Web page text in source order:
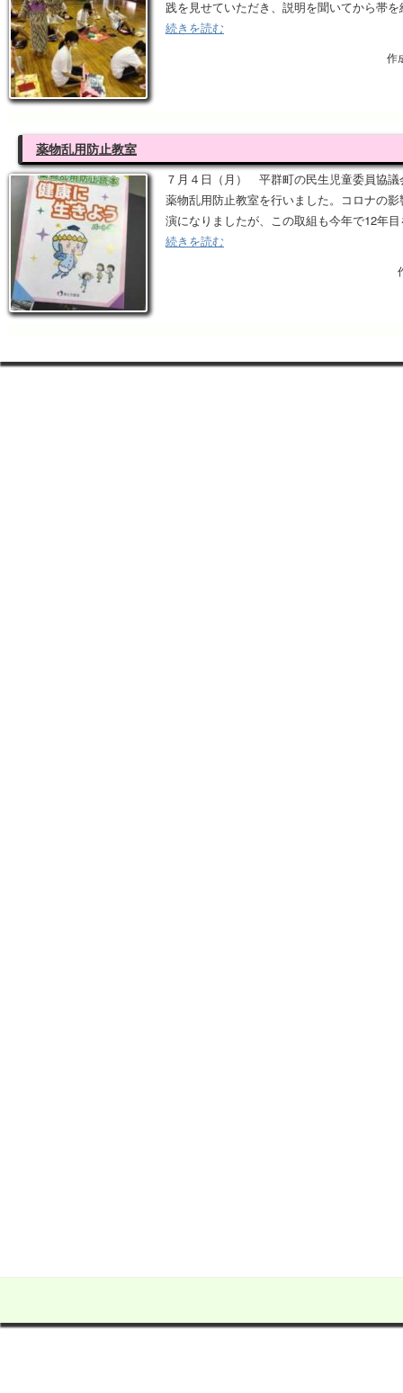
践を見せていただき、説明を聞いてから帯
続きを読む
作
薬物乱用防止教室
７月４日（月） 平群町の民生児童委員協
薬物乱用防止教室を行いました。コロナの
演になりましたが、この取組も今年で12年
続きを読む